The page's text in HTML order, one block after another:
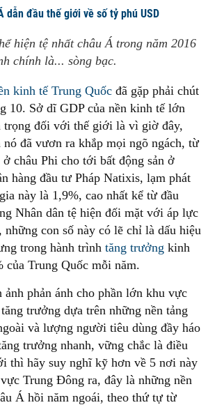
dẫn đầu thế giới về số tỷ phú USD
hiện tệ nhất châu Á trong năm 2016
chính là... sòng bạc.
kinh tế Trung Quốc đã gặp phải chút
10. Sở dĩ GDP của nền kinh tế lớn
trọng đối với thế giới là vì giờ đây,
nó đã vươn ra khắp mọi ngõ ngách, từ
ở châu Phi cho tới bất động sản ở
hàng đầu tư Pháp Natixis, lạm phát
này là 1,9%, cao nhất kể từ đầu
Nhân dân tệ hiện đối mặt với áp lực
những con số này có lẽ chỉ là dấu hiệu
trong hành trình tăng trưởng kinh
của Trung Quốc mỗi năm.
phản ánh cho phần lớn khu vực
trưởng dựa trên những nền tảng
và lượng người tiêu dùng đầy háo
trưởng nhanh, vững chắc là điều
thì hãy suy nghĩ kỹ hơn về 5 nơi này
Trung Đông ra, đây là những nền
Á hồi năm ngoái, theo thứ tự từ